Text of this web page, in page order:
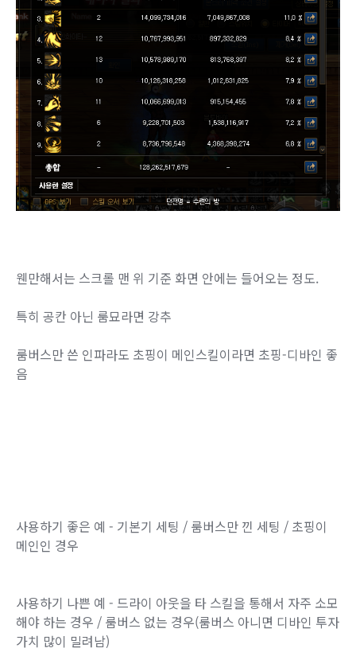
웬만해서는 스크롤 맨 위 기준 화면 안에는 들어오는 정도.
특히 공칸 아닌 룸묘라면 강추
룸버스만 쓴 인파라도 초핑이 메인스킬이라면 초핑-디바인 좋
음
사용하기 좋은 예 - 기본기 세팅 / 룸버스만 낀 세팅 / 초핑이
메인인 경우
사용하기 나쁜 예 - 드라이 아웃을 타 스킬을 통해서 자주 소모
해야 하는 경우 / 룸버스 없는 경우(룸버스 아니면 디바인 투자
가치 많이 밀려남)